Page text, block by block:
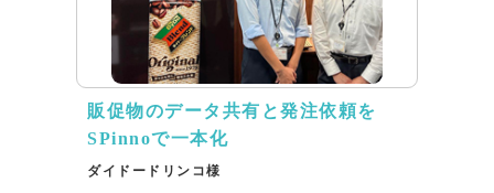
販促物のデータ共有と発注依頼を
SPinnoで一本化
ダイドードリンコ様